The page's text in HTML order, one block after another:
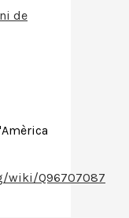
de
wiki/Q96707087